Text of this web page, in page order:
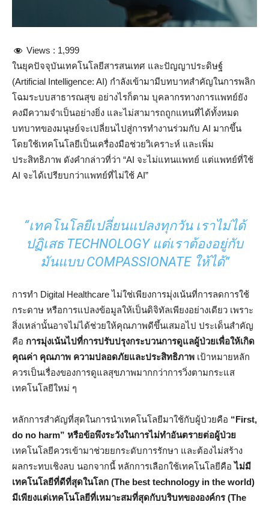
Views : 1,999
ในยุคปัจจุบันเทคโนโลยีสารสนเทศ และปัญญาประดิษฐ์
(Artificial Intelligence: AI) กำลังเข้ามามีบทบาทสำคัญในการพลิก
โฉมระบบสาธารณสุข อย่างไรก็ตาม บุคลากรทางการแพทย์ยัง
คงมีความจำเป็นอย่างยิ่ง และไม่สามารถถูกแทนที่ได้ทั้งหมด
บทบาทของมนุษย์จะเปลี่ยนไปสู่การทำงานร่วมกับ AI มากขึ้น
โดยใช้เทคโนโลยีเป็นเครื่องมือช่วยวิเคราะห์ และเพิ่ม
ประสิทธิภาพ ดังคำกล่าวที่ว่า “AI จะไม่แทนแพทย์ แต่แพทย์ที่ใช้
AI จะได้เปรียบกว่าแพทย์ที่ไม่ใช้ AI”
“เทคโนโลยีเปลี่ยนแปลงทุกวัน เราไม่ได้
ปฏิเสธ TECHNOLOGY แต่เราต้องอยู่กับ
มันแบบ COMPASSIONATE ให้ได้”
การทำ Digital Healthcare ไม่ใช่เพียงการมุ่งเน้นที่การลดการใช้
กระดาษ หรือการแปลงข้อมูลให้เป็นดิจิทัลเพียงอย่างเดียว เพราะ
สิ่งเหล่านั้นอาจไม่ได้ช่วยให้คุณภาพดีขึ้นเสมอไป ประเด็นสำคัญ
คือ การมุ่งเน้นไปที่การปรับปรุงกระบวนการดูแลผู้ป่วยเพื่อให้เกิด
คุณค่า คุณภาพ ความปลอดภัยและประสิทธิภาพ เป้าหมายหลัก
ควรเป็นเรื่องของการดูแลสุขภาพมากกว่าการวิ่งตามกระแส
เทคโนโลยีใหม่ ๆ
หลักการสำคัญที่สุดในการนำเทคโนโลยีมาใช้กับผู้ป่วยคือ “First,
do no harm” หรือข้อพึงระวังในการไม่ทำอันตรายต่อผู้ป่วย
เทคโนโลยีควรเข้ามาช่วยยกระดับการรักษา และต้องไม่สร้าง
ผลกระทบเชิงลบ นอกจากนี้ หลักการเลือกใช้เทคโนโลยีคือ ไม่มี
เทคโนโลยีที่ดีที่สุดในโลก (The best technology in the world)
มีเพียงแต่เทคโนโลยีที่เหมาะสมที่สุดกับบริบทขององค์กร (The